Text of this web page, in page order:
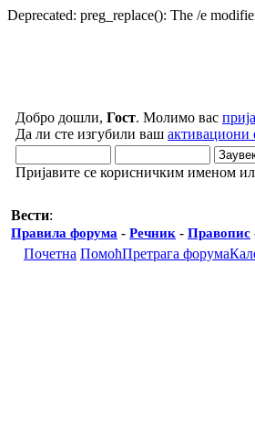
Deprecated: preg_replace(): The /e
Добро дошли, Гост. Молимо вас
Да ли сте изгубили ваш активациони
Пријавите се корисничким именом
Вести:
Правила форума - Речник - Правопис
Почетна ПомоћПретрага форума